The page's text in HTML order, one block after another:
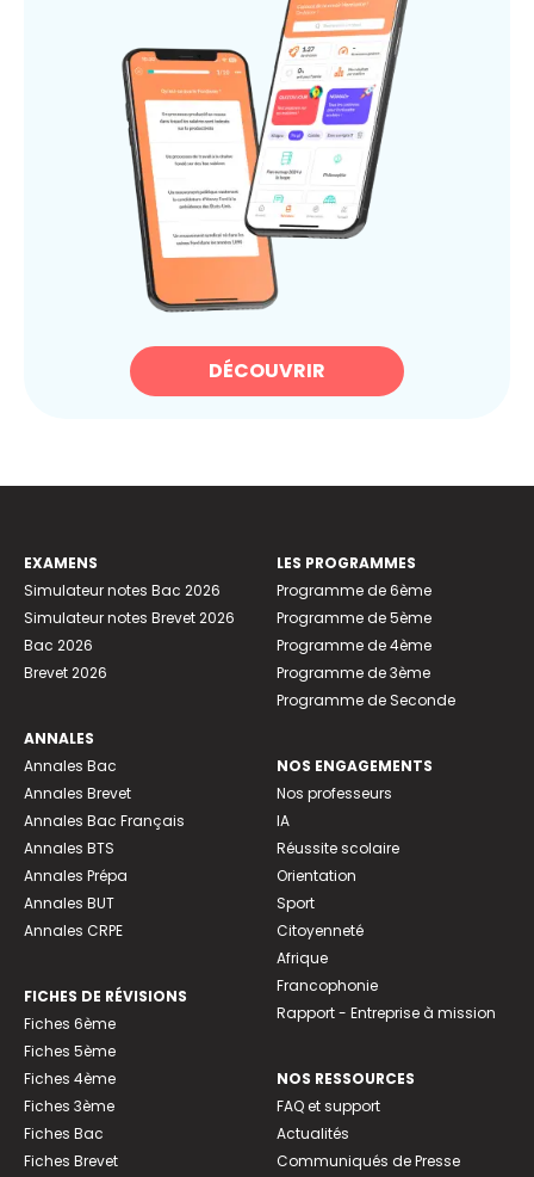
DÉCOUVRIR
EXAMENS
Simulateur notes Bac 2026
Simulateur notes Brevet 2026
Bac 2026
Brevet 2026
ANNALES
Annales Bac
Annales Brevet
Annales Bac Français
Annales BTS
Annales Prépa
Annales BUT
Annales CRPE
FICHES DE RÉVISIONS
Fiches 6ème
Fiches 5ème
Fiches 4ème
Fiches 3ème
Fiches Bac
Fiches Brevet
LES PROGRAMMES
Programme de 6ème
Programme de 5ème
Programme de 4ème
Programme de 3ème
Programme de Seconde
NOS ENGAGEMENTS
Nos professeurs
IA
Réussite scolaire
Orientation
Sport
Citoyenneté
Afrique
Francophonie
Rapport - Entreprise à mission
NOS RESSOURCES
FAQ et support
Actualités
Communiqués de Presse